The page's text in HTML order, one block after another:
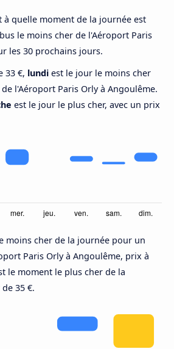
à quelle moment de la journée est
le moins cher de l'Aéroport Paris
les 30 prochains jours.
33 €, lundi est le jour le moins cher
l'Aéroport Paris Orly à Angoulême.
est le jour le plus cher, avec un prix
moins cher de la journée pour un
Paris Orly à Angoulême, prix à
le moment le plus cher de la
35 €.